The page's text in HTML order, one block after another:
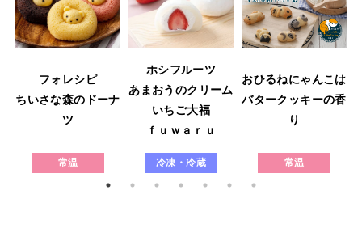
フォレシピ
ちいさな森のドーナ
ツ
常温
ホシフルーツ
あまおうのクリーム
いちご大福
ｆｕｗａｒｕ
冷凍・冷蔵
おひるねにゃんこは
バタークッキーの香
り
常温